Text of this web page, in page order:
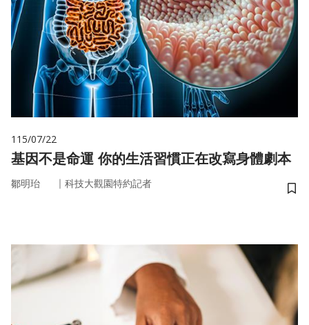
115/07/22
基因不是命運 你的生活習慣正在改寫身體劇本
鄒明珆 ｜ 科技大觀園特約記者
儲